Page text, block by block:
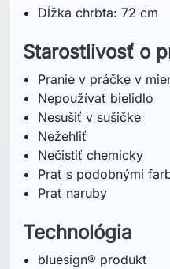
Dĺžka chrbta: 72 cm
Starostlivosť o
Pranie v práčke v
Nepoužívať bielidlo
Nesušiť v sušičke
Nežehliť
Nečistiť chemicky
Prať s podobnými
Prať naruby
Technológia
bluesign® produkt